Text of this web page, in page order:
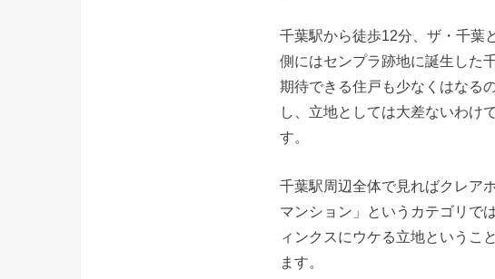
千葉駅から徒歩12分、ザ・千葉
側にはセンプラ跡地に誕生した
期待できる住戸も少なくはなる
し、立地としては大差ないわけ
す。
千葉駅周辺全体で見ればクレア
マンション」というカテゴリで
ィンクスにウケる立地というこ
ます。